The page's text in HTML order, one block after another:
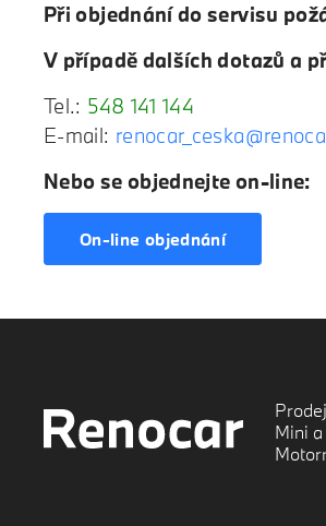
Při objednání do servisu
V případě dalších dotazů a
Tel.: 548 141 144
E-mail:
Nebo se objednejte on-line:
On-line objednání
Mini